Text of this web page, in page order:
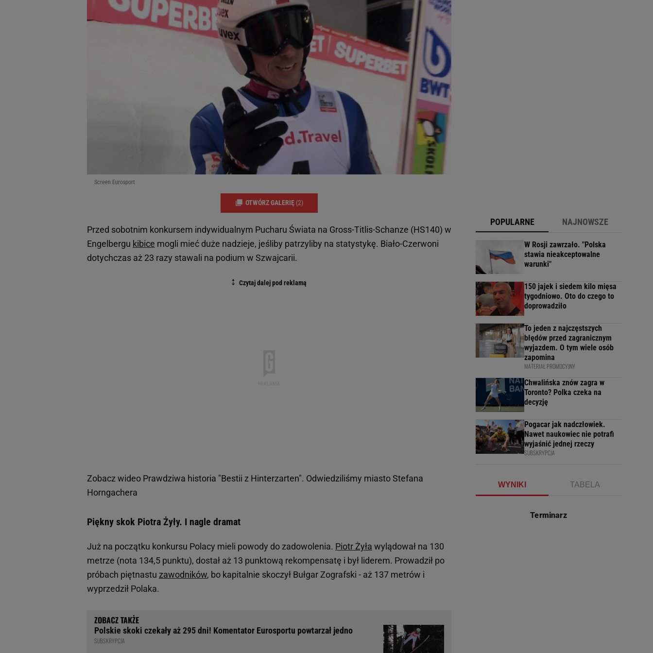
Screen Eurosport
OTWÓRZ GALERIĘ (2)
Przed sobotnim konkursem indywidualnym Pucharu Świata na Gross-Titlis-Schanze (HS140) w
Engelbergu kibice mogli mieć duże nadzieje, jeśliby patrzyliby na statystykę. Biało-Czerwoni
dotychczas aż 23 razy stawali na podium w Szwajcarii.
Zobacz wideo Prawdziwa historia "Bestii z Hinterzarten". Odwiedziliśmy miasto Stefana
Horngachera
Piękny skok Piotra Żyły. I nagle dramat
Już na początku konkursu Polacy mieli powody do zadowolenia. Piotr Żyła wylądował na 130
metrze (nota 134,5 punktu), dostał aż 13 punktową rekompensatę i był liderem. Prowadził po
próbach piętnastu zawodników, bo kapitalnie skoczył Bułgar Zografski - aż 137 metrów i
wyprzedził Polaka.
Polskie skoki czekały aż 295 dni! Komentator Eurosportu powtarzał jedno
SUBSKRYPCJA
POPULARNE NAJNOWSZE
W Rosji zawrzało. "Polska
stawia nieakceptowalne
warunki"
150 jajek i siedem kilo mięsa
tygodniowo. Oto do czego to
doprowadziło
To jeden z najczęstszych
błędów przed zagranicznym
wyjazdem. O tym wiele osób
zapomina
MATERIAŁ PROMOCYJNY
Chwalińska znów zagra w
Toronto? Polka czeka na
decyzję
Pogacar jak nadczłowiek.
Nawet naukowiec nie potrafi
wyjaśnić jednej rzeczy
SUBSKRYPCJA
WYNIKI TABELA
Terminarz